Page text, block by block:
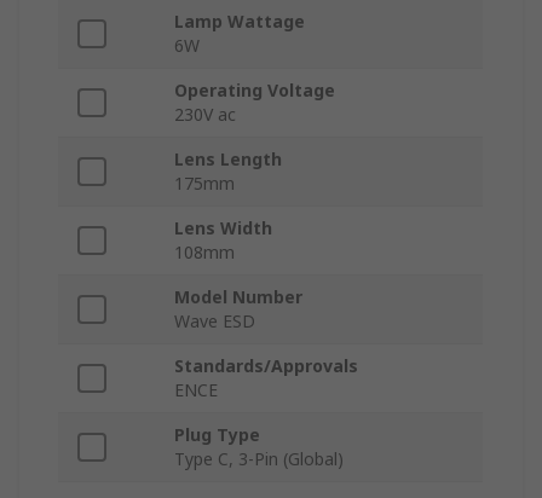
Lamp Wattage
6W
Operating Voltage
230V ac
Lens Length
175mm
Lens Width
108mm
Model Number
Wave ESD
Standards/Approvals
ENCE
Plug Type
Type C, 3-Pin (Global)